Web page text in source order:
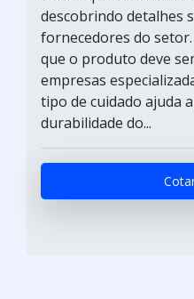
descobrindo detalhes
fornecedores do
que o produto deve
empresas
tipo de cuidado ajuda
durabilidade do...